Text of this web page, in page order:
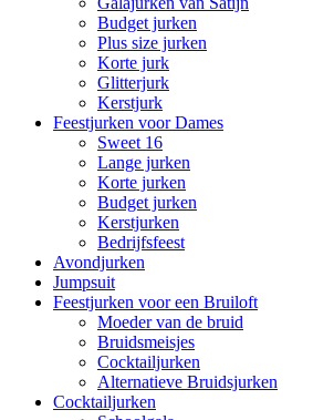
Budget jurken
Plus size jurken
Korte jurk
Glitterjurk
Kerstjurk
Feestjurken voor Dames
Sweet 16
Lange jurken
Korte jurken
Budget jurken
Kerstjurken
Bedrijfsfeest
Avondjurken
Jumpsuit
Feestjurken voor een Bruiloft
Moeder van de bruid
Bruidsmeisjes
Cocktailjurken
Alternatieve Bruidsjurken
Cocktailjurken